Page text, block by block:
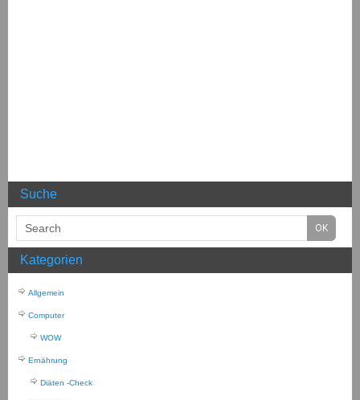
Suche
Kategorien
Allgemein
Computer
WOW
Ernährung
Diäten -Check